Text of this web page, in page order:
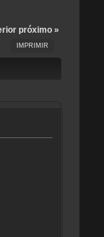
próximo »
IMPRIMIR